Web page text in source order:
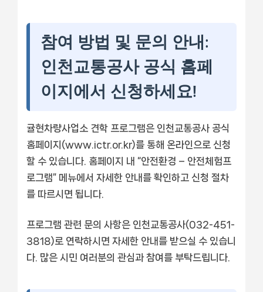
참여 방법 및 문의 안내:
인천교통공사 공식 홈페
이지에서 신청하세요!
귤현차량사업소 견학 프로그램은 인천교통공사 공식
홈페이지(www.ictr.or.kr)를 통해 온라인으로 신청
할 수 있습니다. 홈페이지 내 “안전환경 – 안전체험프
로그램” 메뉴에서 자세한 안내를 확인하고 신청 절차
를 따르시면 됩니다.
프로그램 관련 문의 사항은 인천교통공사(032-451-
3818)로 연락하시면 자세한 안내를 받으실 수 있습니
다. 많은 시민 여러분의 관심과 참여를 부탁드립니다.